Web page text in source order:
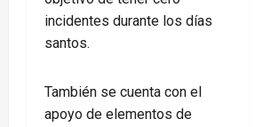
incidentes durante los días
santos.
También se cuenta con el
apoyo de elementos de